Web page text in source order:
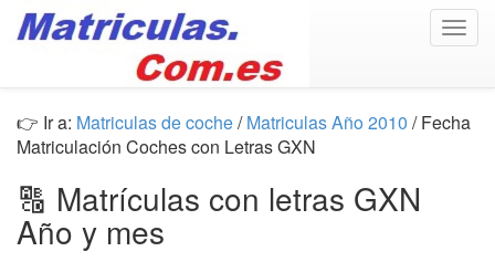
👉 Ir a: Matriculas de coche/Matriculas Año 2010 / Fecha
Matriculación Coches con Letras GXN
🔠 Matrículas con letras GXN
Año y mes